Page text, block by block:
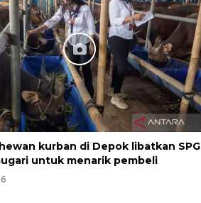
kurban di Depok libatkan SPG
untuk menarik pembeli